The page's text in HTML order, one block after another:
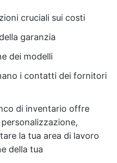
cruciali sui costi
garanzia
dei modelli
i contatti dei fornitori
di inventario offre
la tua area di lavoro
della tua